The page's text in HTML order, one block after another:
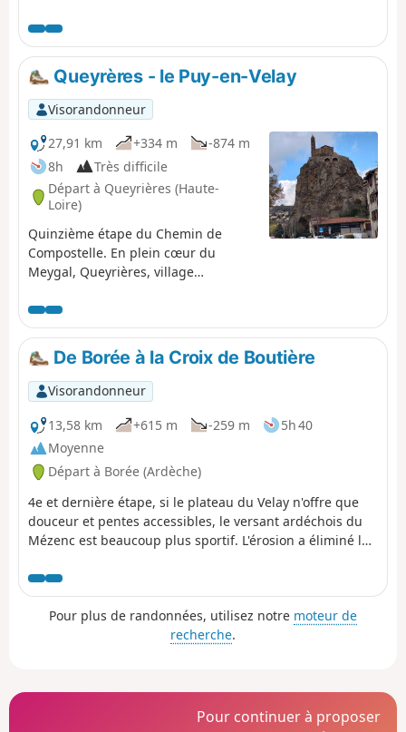
Queyrères - le Puy-en-Velay
Visorandonneur
27,91 km
+334 m
-874 m
8h
Très difficile
Départ à Queyrières (Haute-
Loire)
Quinzième étape du Chemin de
Compostelle. En plein cœur du
Meygal, Queyrières, village
dresse aux côtés de son rocher
basaltique. De là, vous entamez la
descente vers le Puy-en-Velay en
passant par Saint-Julien-Chapteuil et
ses moulins qui bordaient autrefois
la Sumène. Une fin de parcours en
douceur avec une arrivée tranquille
pour arriver au Puy-en-Velay, haut-
lieu de pèlerinage.
De Borée à la Croix de Boutière
Visorandonneur
13,58 km
+615 m -259 m
5h 40
Moyenne
Départ à Borée (Ardèche)
4e et dernière étape, si le plateau du Velay n'offre que
douceur et pentes accessibles, le versant ardéchois du
Mézenc est beaucoup plus sportif. L'érosion a éliminé les
cheminées magmatiques, et ne subsistent désormais
que des éminences difficilement accessibles, à l'image
du plus célèbre des sucs, le Mont Gerbier de Jonc. Mais
heureusement, il existe aussi des chemins qui
Pour plus de randonnées, utilisez notre moteur de
recherche.
Pour continuer à proposer